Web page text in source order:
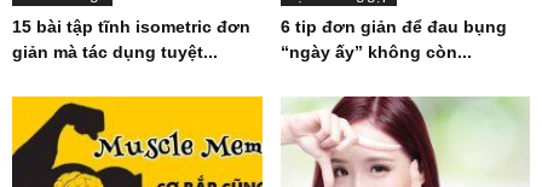
15 bài tập tĩnh isometric đơn
giản mà tác dụng tuyệt...
6 tip đơn giản để đau bụng
“ngày ấy” không còn...